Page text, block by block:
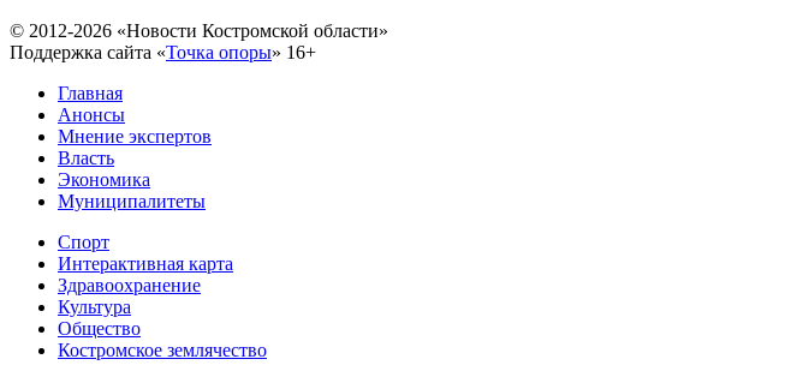
© 2012-2026 «Новости Костромской области»
Поддержка сайта «Точка опоры» 16+
Главная
Анонсы
Мнение экспертов
Власть
Экономика
Муниципалитеты
Спорт
Интерактивная карта
Здравоохранение
Культура
Общество
Костромское землячество